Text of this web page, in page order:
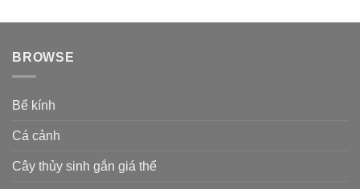
BROWSE
Bể kính
Cá cảnh
Cây thủy sinh gắn giá thể